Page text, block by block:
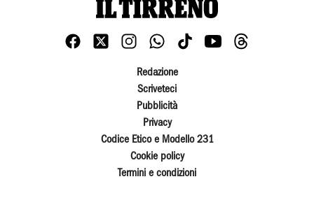
Redazione
Scriveteci
Pubblicità
Privacy
Codice Etico e Modello 231
Cookie policy
Termini e condizioni